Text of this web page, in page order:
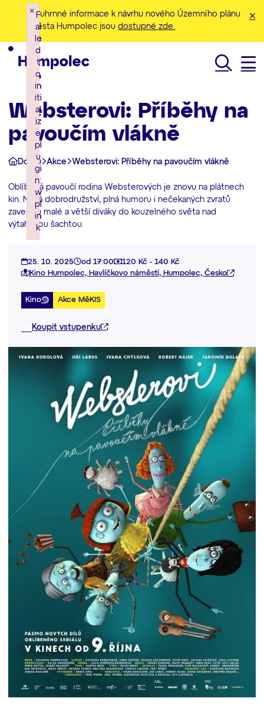
Souhrnné informace k návrhu nového Územního plánu
města Humpolec jsoudostupné zde.
Websterovi: Příběhy na
pavoučím vlákně
Domů Akce Websterovi: Příběhy na pavoučím vlákně
Oblíbená pavoučí rodina Websterových je znovu na plátnech
kin. Nová dobrodružství, plná humoru i nečekaných zvratů
zavedou malé a větší diváky do kouzelného světa nad
výtahovou šachtou.
25. 10. 2025 od 17:00
120 Kč - 140 Kč
Kino Humpolec, Havlíčkovo náměstí, Humpolec, Česko
Kino Akce MěKIS
Koupit vstupenku
F
ai
le
d
t
o
in
iti
al
iz
e
pl
u
gi
n:
w
pl
in
k
×
Failed to initialize plugin: wplink
F
ai
le
d
t
o
in
iti
al
iz
e
pl
u
gi
n:
w
pl
in
k
×
Failed to initialize plugin: wplink
F
ai
le
d
t
o
in
iti
al
iz
e
pl
u
gi
n:
w
pl
in
k
×
Failed to initialize plugin: wplink